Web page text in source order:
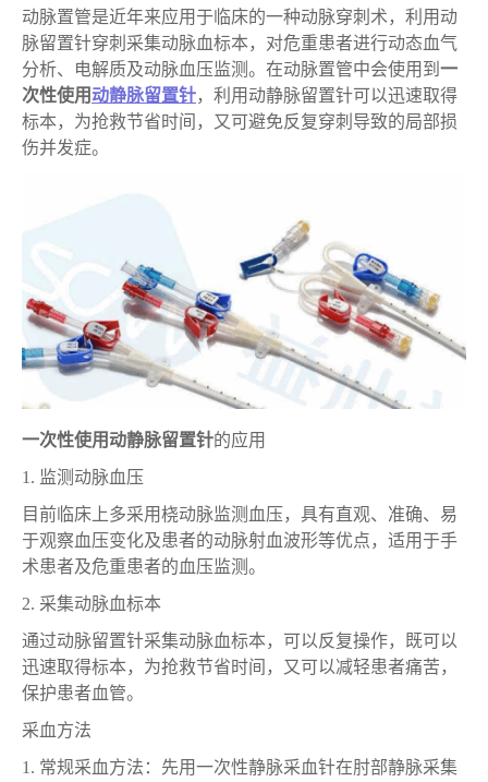
动脉置管是近年来应用于临床的一种动脉穿刺术，利用动
脉留置针穿刺采集动脉血标本，对危重患者进行动态血气
分析、电解质及动脉血压监测。在动脉置管中会使用到 一
次性使用 动静脉留置针，利用动静脉留置针可以迅速取得
标本，为抢救节省时间，又可避免反复穿刺导致的局部损
伤并发症。
一次性使用动静脉留置针的应用
1. 监测动脉血压
目前临床上多采用桡动脉监测血压，具有直观、准确、易
于观察血压变化及患者的动脉射血波形等优点，适用于手
术患者及危重患者的血压监测。
2. 采集动脉血标本
通过动脉留置针采集动脉血标本，可以反复操作，既可以
迅速取得标本，为抢救节省时间，又可以减轻患者痛苦，
保护患者血管。
采血方法
1. 常规采血方法：先用一次性静脉采血针在肘部静脉采集